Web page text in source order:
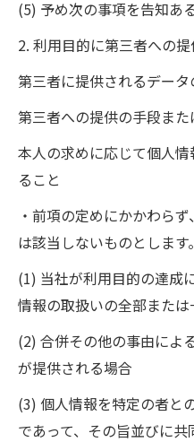
(5) 予め次の事項を告知あ
2. 利用目的に第三者への
第三者に提供されるデータ
第三者への提供の手段また
本人の求めに応じて個人
ること
・前項の定めにかかわら
は該当しないものとします。
(1) 当社が利用目的の達成
情報の取扱いの全部また
(2) 合併その他の事由によ
が提供される場合
(3) 個人情報を特定の者と
であって、その旨並びに